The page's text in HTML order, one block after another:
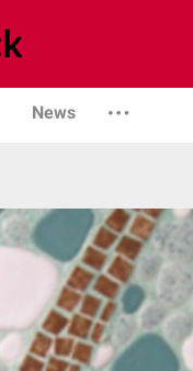
News